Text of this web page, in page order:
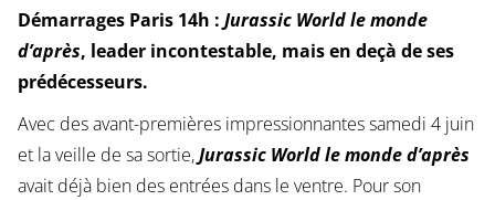
Démarrages Paris 14h : Jurassic Worldle monde
d’après, leader incontestable, mais en deçà de ses
prédécesseurs.
Avec des avant-premières impressionnantes samedi 4 juin
et la veille de sa sortie,Jurassic World le monde d’après
avait déjà bien des entrées dans le ventre. Pour son